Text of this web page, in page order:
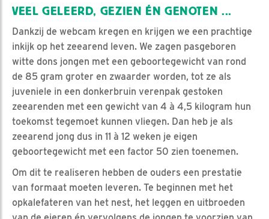
VEEL GELEERD, GEZIEN ÉN GENOTEN ...
Dankzij de webcam kregen en krijgen we een prachtige
inkijk op het zeearend leven. We zagen pasgeboren
witte dons jongen met een geboortegewicht van rond
de 85 gram groter en zwaarder worden, tot ze als
juveniele in een donkerbruin verenpak gestoken
zeearenden met een gewicht van 4 à 4,5 kilogram hun
toekomst tegemoet kunnen vliegen. Dan heb je als
zeearend jong dus in 11 à 12 weken je eigen
geboortegewicht met een factor 50 zien toenemen.
Om dit te realiseren hebben de ouders een prestatie
van formaat moeten leveren. Te beginnen met het
opkalefateren van het nest, het leggen en uitbroeden